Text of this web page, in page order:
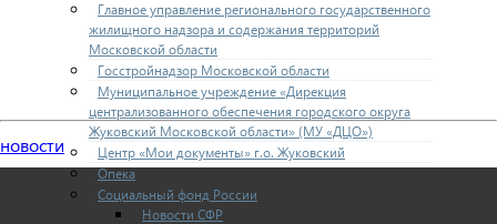
Главное управление регионального государственного
жилищного надзора и содержания территорий
Московской области
Госстройнадзор Московской области
Муниципальное учреждение «Дирекция
централизованного обеспечения городского округа
Жуковский Московской области» (МУ «ДЦО»)
Центр «Мои документы» г.о. Жуковский
Опека
Социальный фонд России
Новости СФР
новости